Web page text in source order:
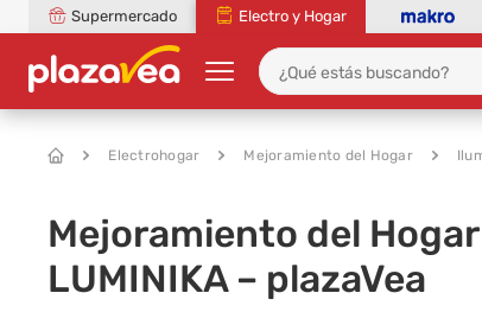
Supermercado Electro y Hogar
Electrohogar Mejoramiento del Hogar
Mejoramiento del
LUMINIKA – plazaVea